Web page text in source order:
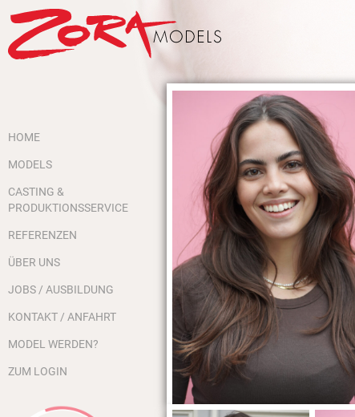
HOME
MODELS
CASTING &
PRODUKTIONSSERVICE
REFERENZEN
ÜBER UNS
JOBS / AUSBILDUNG
KONTAKT / ANFAHRT
MODEL WERDEN?
ZUM LOGIN